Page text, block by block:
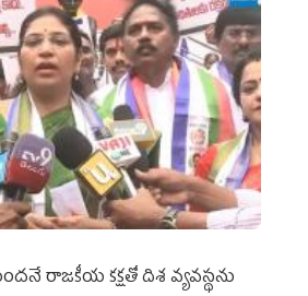
రాజకీయ కక్షతో దిశ వ్య‌వ‌స్థ‌ను